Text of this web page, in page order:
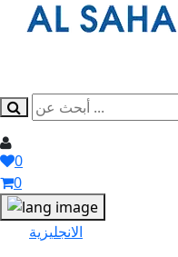
0
0
الانجليزية